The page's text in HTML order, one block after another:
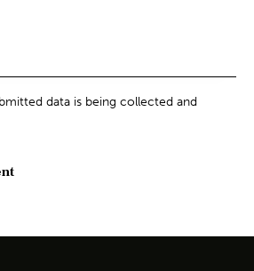
data is being collected and